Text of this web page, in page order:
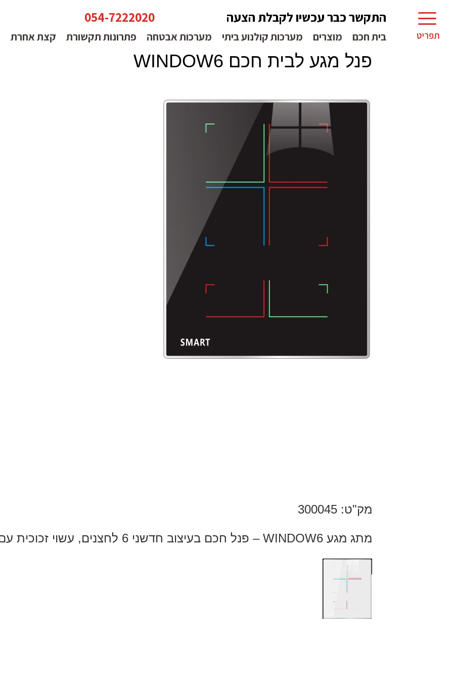
התקשר כבר עכשיו לקבלת הצעה 054-7222020
בית חכם מוצרים מערכות קולנוע ביתי מערכות אבטחה פתרונות תקשורת קצת אחרת
פנל מגע לבית חכם WINDOW6
מק"ט: 300045
מתג מגע WINDOW6 – פנל חכם בעיצוב חדשני 6 לחצנים, עשוי זכוכית עם תאורת לד אחורית.